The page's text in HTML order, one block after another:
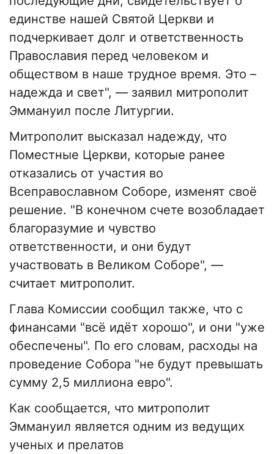
единстве нашей Святой Церкви и
подчеркивает долг и ответственность
Православия перед человеком и
обществом в наше трудное время. Это –
надежда и свет", — заявил митрополит
Эммануил после Литургии.
Митрополит высказал надежду, что
Поместные Церкви, которые ранее
отказались от участия во
Всеправославном Соборе, изменят своё
решение. "В конечном счете возобладает
благоразумие и чувство
ответственности, и они будут
участвовать в Великом Соборе", —
считает митрополит.
Глава Комиссии сообщил также, что с
финансами "всё идёт хорошо", и они "уже
обеспечены". По его словам, расходы на
проведение Собора "не будут превышать
сумму 2,5 миллиона евро".
Как сообщается, что митрополит
Эммануил является одним из ведущих
ученых и прелатов